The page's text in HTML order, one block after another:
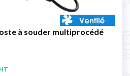
à souder multiprocédé